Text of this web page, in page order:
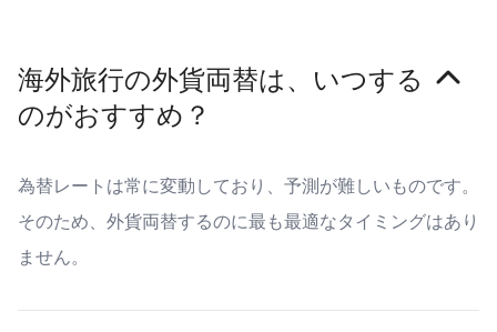
海外旅行の外貨両替は、いつする
のがおすすめ？
為替レートは常に変動しており、予測が難しいものです。
そのため、外貨両替するのに最も最適なタイミングはあり
ません。